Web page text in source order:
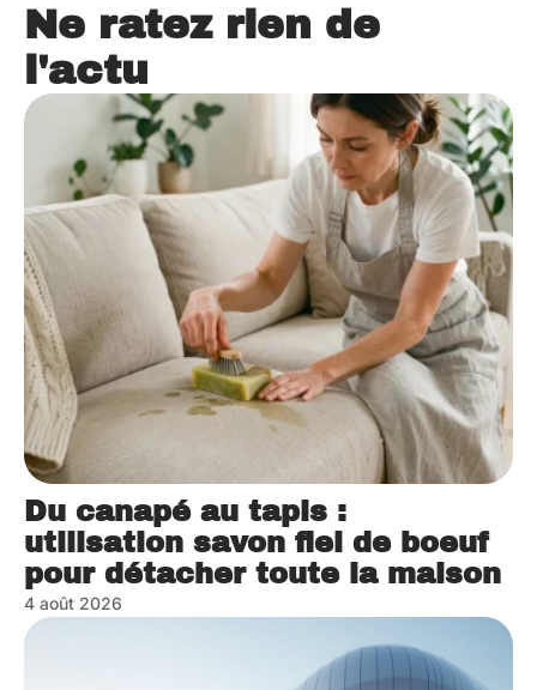
Ne ratez rien de
l'actu
Du canapé au tapis :
utilisation savon fiel de boeuf
pour détacher toute la maison
4 août 2026